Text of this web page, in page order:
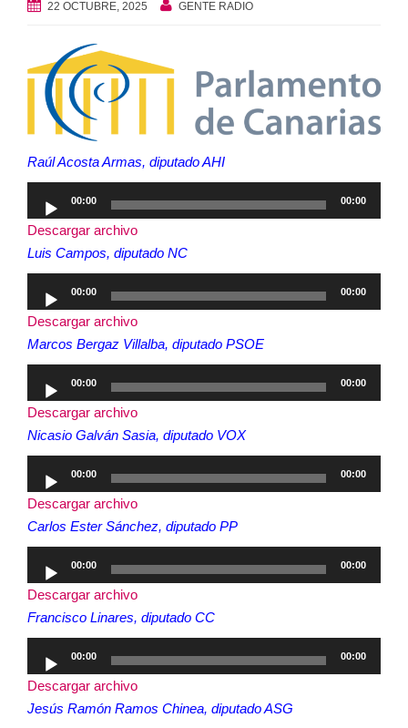
22 OCTUBRE, 2025 GENTE RADIO
Raúl Acosta Armas, diputado AHI
de
audio
00:00 00:00
Descargar archivo
Luis Campos, diputado NC
de
audio
00:00 00:00
Descargar archivo
Marcos Bergaz Villalba, diputado PSOE
de
audio
00:00 00:00
Descargar archivo
Nicasio Galván Sasia, diputado VOX
de
audio
00:00 00:00
Descargar archivo
Carlos Ester Sánchez, diputado PP
de
audio
00:00 00:00
Descargar archivo
Francisco Linares, diputado CC
de
audio
00:00 00:00
Descargar archivo
Jesús Ramón Ramos Chinea, diputado ASG